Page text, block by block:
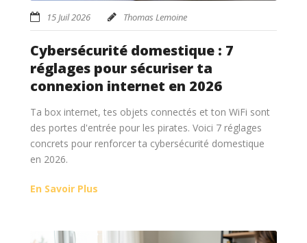
15 Juil 2026 Thomas Lemoine
Cybersécurité domestique : 7
réglages pour sécuriser ta
connexion internet en 2026
Ta box internet, tes objets connectés et ton WiFi sont
des portes d'entrée pour les pirates. Voici 7 réglages
concrets pour renforcer ta cybersécurité domestique
en 2026.
En Savoir Plus